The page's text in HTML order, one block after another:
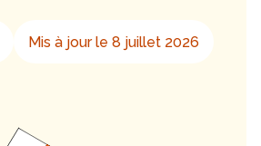
Mis à jour le 8 juillet 2026